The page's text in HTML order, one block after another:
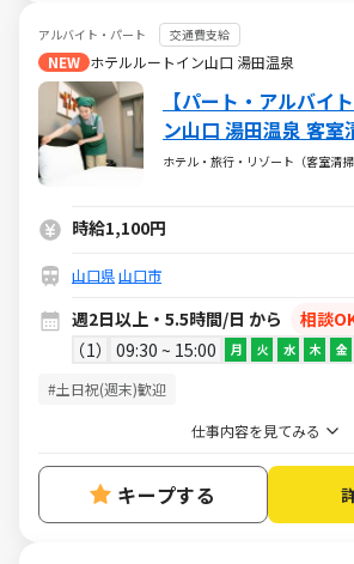
アルバイト・パート 交通費支給
NEW ホテルルートイン山口 湯田温泉
【パート・アルバイ
ン山口 湯田温泉 客室
ホテル・旅行・リゾート（客室清掃
時給1,100円
山口県山口市
週2日以上・5.5時間/日 から
相談
1
09:30 ~ 15:00 月 火 水 木 金
#土日祝(週末)歓迎
仕事内容を見てみる
キープする